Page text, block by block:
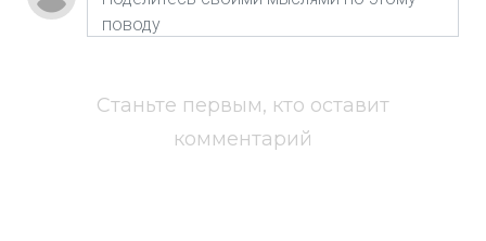
Станьте первым, кто оставит
комментарий